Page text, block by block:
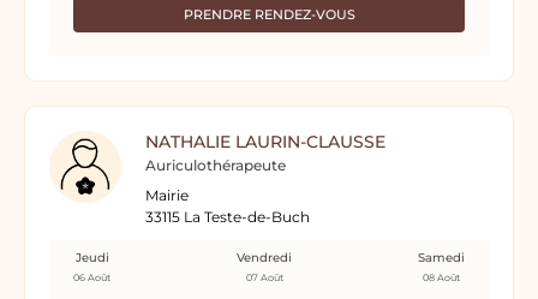
PRENDRE RENDEZ-VOUS
NATHALIE LAURIN-CLAUSSE
Auriculothérapeute
Mairie
33115 La Teste-de-Buch
Jeudi
06 Août
Vendredi
07 Août
Samedi
08 Août